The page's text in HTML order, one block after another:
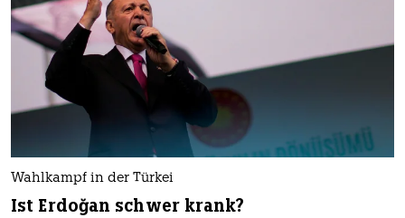
Wahlkampf in der Türkei
Ist Erdoğan schwer krank?